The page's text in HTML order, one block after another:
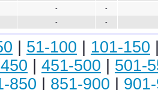
-
-
- -
51-100 101-150
451-500
501-
850 851-900